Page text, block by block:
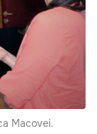
Macovei.